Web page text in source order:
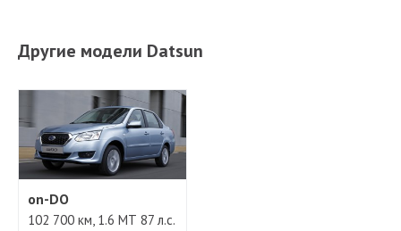
Другие модели Datsun
on-DO
102 700 км, 1.6 МТ 87 л.с.